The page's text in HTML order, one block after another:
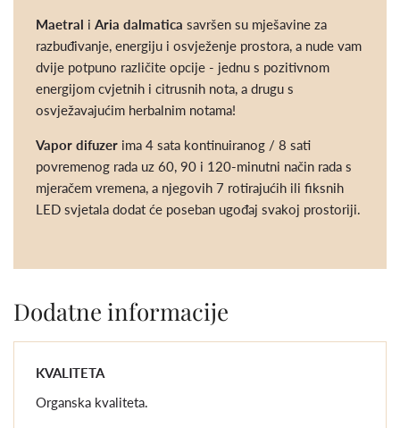
Maetral i Aria dalmatica savršen su mješavine za
razbuđivanje, energiju i osvježenje prostora, a nude vam
dvije potpuno različite opcije - jednu s pozitivnom
energijom cvjetnih i citrusnih nota, a drugu s
osvježavajućim herbalnim notama!
Vapor difuzer ima 4 sata kontinuiranog / 8 sati
povremenog rada uz 60, 90 i 120-minutni način rada s
mjeračem vremena, a njegovih 7 rotirajućih ili fiksnih
LED svjetala dodat će poseban ugođaj svakoj prostoriji.
Dodatne informacije
KVALITETA
Organska kvaliteta.